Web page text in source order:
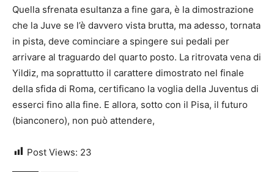
Quella sfrenata esultanza a fine gara, è la dimostrazione
che la Juve se l’è davvero vista brutta, ma adesso, tornata
in pista, deve cominciare a spingere sui pedali per
arrivare al traguardo del quarto posto. La ritrovata vena di
Yildiz, ma soprattutto il carattere dimostrato nel finale
della sfida di Roma, certificano la voglia della Juventus di
esserci fino alla fine. E allora, sotto con il Pisa, il futuro
(bianconero), non può attendere,
Post Views: 23